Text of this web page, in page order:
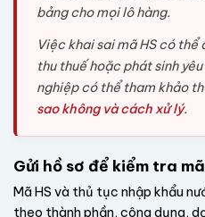
bảng cho mọi lô hàng.
Việc khai sai mã HS có
thu thuế hoặc phát sinh
nghiệp có thể tham khảo
sao không và cách xử lý.
Gửi hồ sơ để kiểm tra
Mã HS và thủ tục nhập khẩu
theo thành phần, công dụng,